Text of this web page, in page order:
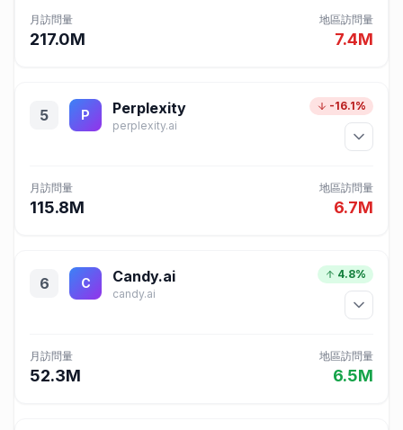
月訪問量
217.0M
地區訪問量
7.4M
5 P Perplexity
perplexity.ai
-16.1%
月訪問量
115.8M
地區訪問量
6.7M
6 C Candy.ai
candy.ai
4.8%
月訪問量
52.3M
地區訪問量
6.5M